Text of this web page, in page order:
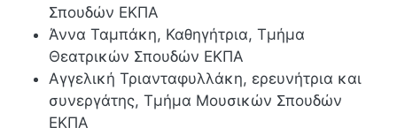
Σπουδών ΕΚΠΑ
Άννα Ταμπάκη, Καθηγήτρια, Τμήμα
Θεατρικών Σπουδών ΕΚΠΑ
Αγγελική Τριανταφυλλάκη, ερευνήτρια και
συνεργάτης, Τμήμα Μουσικών Σπουδών
ΕΚΠΑ